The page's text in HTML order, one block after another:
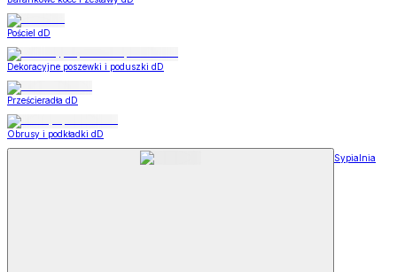
Pościel dD
Dekoracyjne poszewki i poduszki dD
Prześcieradła dD
Obrusy i podkładki dD
Sypialnia